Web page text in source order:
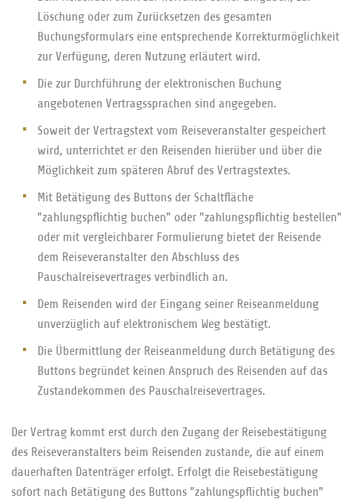
Löschung oder zum Zurücksetzen des gesamten
Buchungsformulars eine entsprechende Korrekturmöglichkeit
zur Verfügung, deren Nutzung erläutert wird.
Die zur Durchführung der elektronischen Buchung
angebotenen Vertragssprachen sind angegeben.
Soweit der Vertragstext vom Reiseveranstalter gespeichert
wird, unterrichtet er den Reisenden hierüber und über die
Möglichkeit zum späteren Abruf des Vertragstextes.
Mit Betätigung des Buttons der Schaltfläche
"zahlungspflichtig buchen" oder "zahlungspflichtig bestellen"
oder mit vergleichbarer Formulierung bietet der Reisende
dem Reiseveranstalter den Abschluss des
Pauschalreisevertrages verbindlich an.
Dem Reisenden wird der Eingang seiner Reiseanmeldung
unverzüglich auf elektronischem Weg bestätigt.
Die Übermittlung der Reiseanmeldung durch Betätigung des
Buttons begründet keinen Anspruch des Reisenden auf das
Zustandekommen des Pauschalreisevertrages.
Der Vertrag kommt erst durch den Zugang der Reisebestätigung
des Reiseveranstalters beim Reisenden zustande, die auf einem
dauerhaften Datenträger erfolgt. Erfolgt die Reisebestätigung
sofort nach Betätigung des Buttons "zahlungspflichtig buchen"